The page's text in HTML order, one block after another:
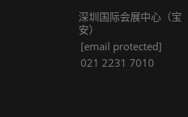
深圳国际会展中心（宝
安）
[email protected]
021 2231 7010